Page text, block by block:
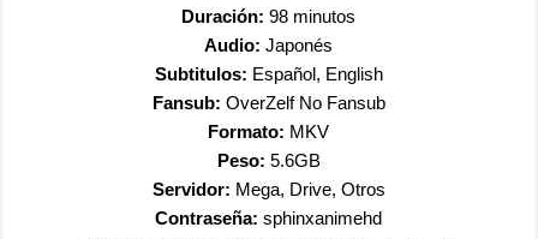
Duración: 98 minutos
Audio: Japonés
Subtitulos: Español, English
Fansub: OverZelf No Fansub
Formato: MKV
Peso: 5.6GB
Servidor: Mega, Drive, Otros
Contraseña: sphinxanimehd